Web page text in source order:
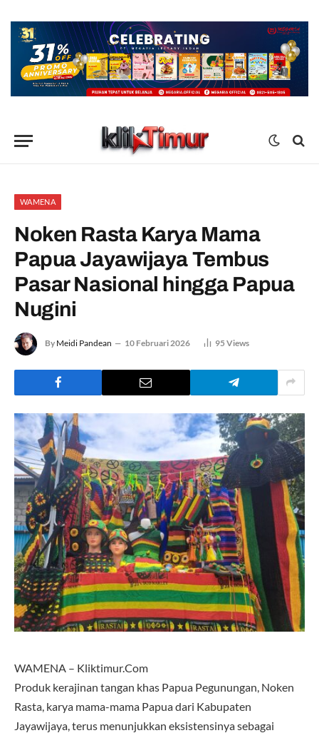
WAMENA
Noken Rasta Karya Mama
Papua Jayawijaya Tembus
Pasar Nasional hingga Papua
Nugini
By Meidi Pandean 10 Februari 2026 95 Views
WAMENA – Kliktimur.Com
Produk kerajinan tangan khas Papua Pegunungan, Noken
Rasta, karya mama-mama Papua dari Kabupaten
Jayawijaya, terus menunjukkan eksistensinya sebagai